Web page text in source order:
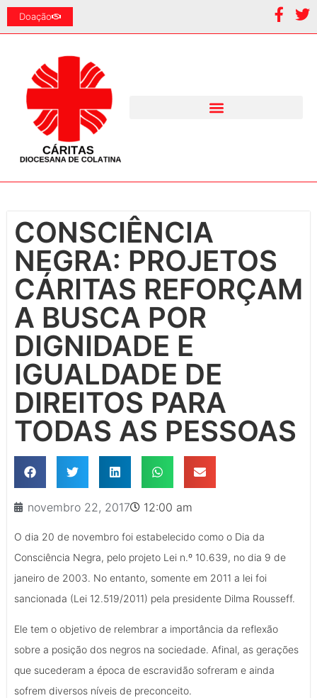
Doação
CONSCIÊNCIA
NEGRA: PROJETOS
CÁRITAS REFORÇAM
A BUSCA POR
DIGNIDADE E
IGUALDADE DE
DIREITOS PARA
TODAS AS PESSOAS
novembro 22, 2017 12:00 am
O dia 20 de novembro foi estabelecido como o Dia da
Consciência Negra, pelo projeto Lei n.º 10.639, no dia 9 de
janeiro de 2003. No entanto, somente em 2011 a lei foi
sancionada (Lei 12.519/2011) pela presidente Dilma Rousseff.
Ele tem o objetivo de relembrar a importância da reflexão
sobre a posição dos negros na sociedade. Afinal, as gerações
que sucederam a época de escravidão sofreram e ainda
sofrem diversos níveis de preconceito.